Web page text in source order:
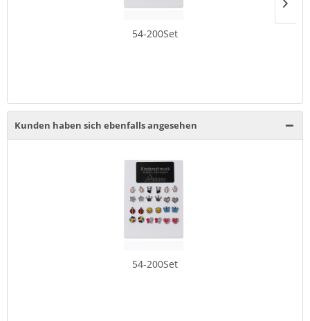
54-200Set
Kunden haben sich ebenfalls angesehen
54-200Set